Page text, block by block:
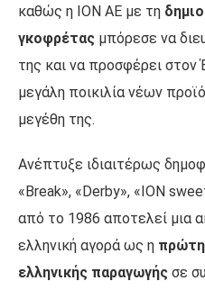
καθώς η ΙΟΝ ΑΕ με τη
γκοφρέτας μπόρεσε να
της και να προσφέρει
μεγάλη ποικιλία νέων
μεγέθη της.
Ανέπτυξε ιδιαιτέρως
«Break», «Derby», «ION
από το 1986 αποτελεί μια
ελληνική αγορά ως η
ελληνικής παραγωγής σε